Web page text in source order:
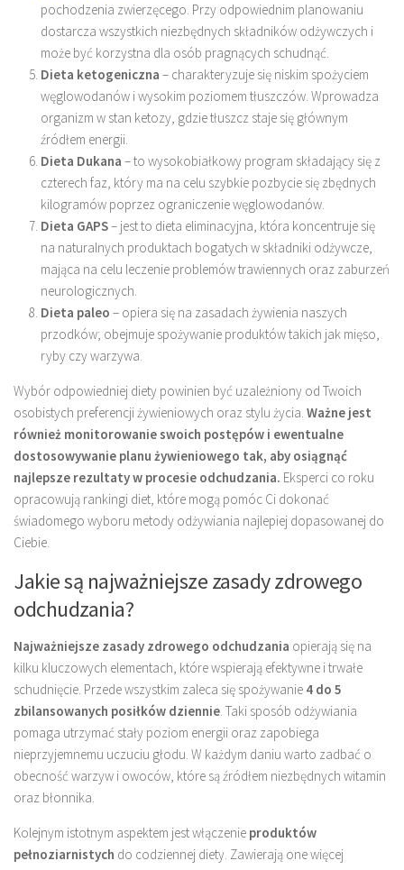
pochodzenia zwierzęcego. Przy odpowiednim planowaniu
dostarcza wszystkich niezbędnych składników odżywczych i
może być korzystna dla osób pragnących schudnąć.
Dieta ketogeniczna – charakteryzuje się niskim spożyciem
węglowodanów i wysokim poziomem tłuszczów. Wprowadza
organizm w stan ketozy, gdzie tłuszcz staje się głównym
źródłem energii.
Dieta Dukana – to wysokobiałkowy program składający się z
czterech faz, który ma na celu szybkie pozbycie się zbędnych
kilogramów poprzez ograniczenie węglowodanów.
Dieta GAPS– jest to dieta eliminacyjna, która koncentruje się
na naturalnych produktach bogatych w składniki odżywcze,
mająca na celu leczenie problemów trawiennych oraz zaburzeń
neurologicznych.
Dieta paleo – opiera się na zasadach żywienia naszych
przodków; obejmuje spożywanie produktów takich jak mięso,
ryby czy warzywa.
Wybór odpowiedniej diety powinien być uzależniony od Twoich
osobistych preferencji żywieniowych oraz stylu życia. Ważne jest
również monitorowanie swoich postępów i ewentualne
dostosowywanie planu żywieniowego tak, aby osiągnąć
najlepsze rezultaty w procesie odchudzania. Eksperci co roku
opracowują rankingi diet, które mogą pomóc Ci dokonać
świadomego wyboru metody odżywiania najlepiej dopasowanej do
Ciebie.
Jakie są najważniejsze zasady zdrowego
odchudzania?
Najważniejsze zasady zdrowego odchudzania opierają się na
kilku kluczowych elementach, które wspierają efektywne i trwałe
schudnięcie. Przede wszystkim zaleca się spożywanie 4 do 5
zbilansowanych posiłków dziennie. Taki sposób odżywiania
pomaga utrzymać stały poziom energii oraz zapobiega
nieprzyjemnemu uczuciu głodu. W każdym daniu warto zadbać o
obecność warzyw i owoców, które są źródłem niezbędnych witamin
oraz błonnika.
Kolejnym istotnym aspektem jest włączenie produktów
pełnoziarnistych do codziennej diety. Zawierają one więcej